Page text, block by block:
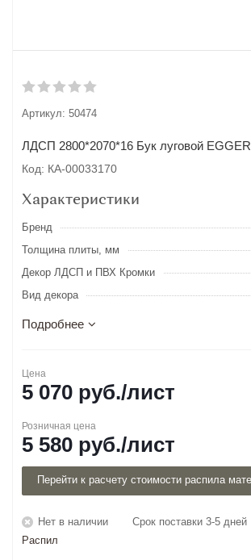
Артикул: 50474
ЛДСП 2800*2070*16 Бук луговой
Код: КА-00033170
Характеристики
Бренд
Толщина плиты, мм
Декор ЛДСП и ПВХ Кромки
Вид декора
Подробнее
Цена
5 070 руб./лист
Розничная цена
5 580 руб./лист
Перейти к расчету стоимости распила
Нет в наличии
Срок поставки 3-5 дней
Распил